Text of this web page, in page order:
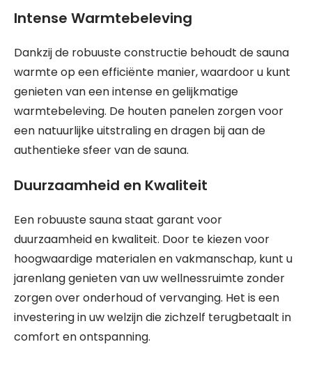
Intense Warmtebeleving
Dankzij de robuuste constructie behoudt de sauna
warmte op een efficiënte manier, waardoor u kunt
genieten van een intense en gelijkmatige
warmtebeleving. De houten panelen zorgen voor
een natuurlijke uitstraling en dragen bij aan de
authentieke sfeer van de sauna.
Duurzaamheid en Kwaliteit
Een robuuste sauna staat garant voor
duurzaamheid en kwaliteit. Door te kiezen voor
hoogwaardige materialen en vakmanschap, kunt u
jarenlang genieten van uw wellnessruimte zonder
zorgen over onderhoud of vervanging. Het is een
investering in uw welzijn die zichzelf terugbetaalt in
comfort en ontspanning.